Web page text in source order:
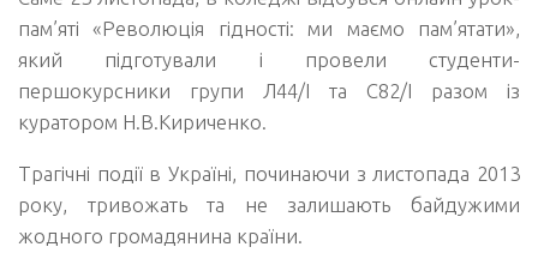
пам’яті «Революція гідності: ми маємо пам’ятати»,
який підготували і провели студенти-
першокурсники групи Л44/І та С82/І разом із
куратором Н.В.Кириченко.
Трагічні події в Україні, починаючи з листопада 2013
року, тривожать та не залишають байдужими
жодного громадянина країни.